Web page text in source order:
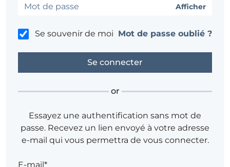
Afficher
Se souvenir de moi Mot de passe oublié ?
or
Essayez une authentification sans mot de
passe. Recevez un lien envoyé à votre adresse
e-mail qui vous permettra de vous connecter.
E-mail*